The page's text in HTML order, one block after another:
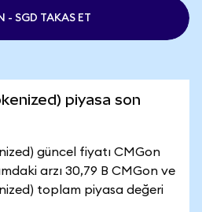
- SGD TAKAS ET
piyasa son
güncel fiyatı CMGon
arzı 30,79 B CMGon ve
toplam piyasa değeri